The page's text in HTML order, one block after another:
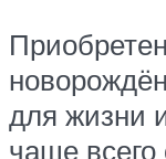
для жизни
чаще